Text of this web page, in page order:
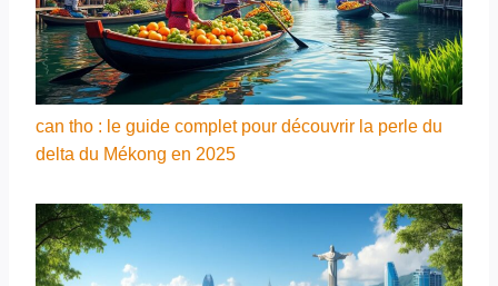
can tho : le guide complet pour découvrir la perle du
delta du Mékong en 2025